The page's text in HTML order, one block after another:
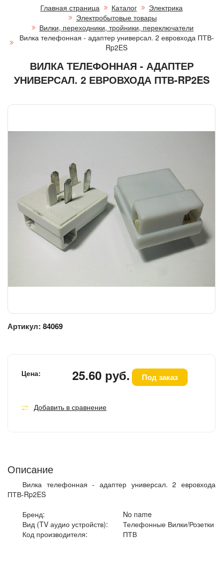
Главная страница Каталог
Электрика
Электробытовые товары
Вилки, переходники, тройники, переключатели
Вилка телефонная - адаптер универсал. 2 евровхода ПТВ-
Rp2ES
ВИЛКА ТЕЛЕФОННАЯ - АДАПТЕР
УНИВЕРСАЛ. 2 ЕВРОВХОДА ПТВ-RP2ES
Артикул: 84069
Цена: 25.60 руб. Под заказ
Добавить в сравнение
Описание
Вилка телефонная - адаптер универсал. 2 евровхода
ПТВ-Rp2ES
Бренд:
No name
Вид (TV аудио устройств):
Телефонные Вилки/Розетки
Код производителя:
ПТВ